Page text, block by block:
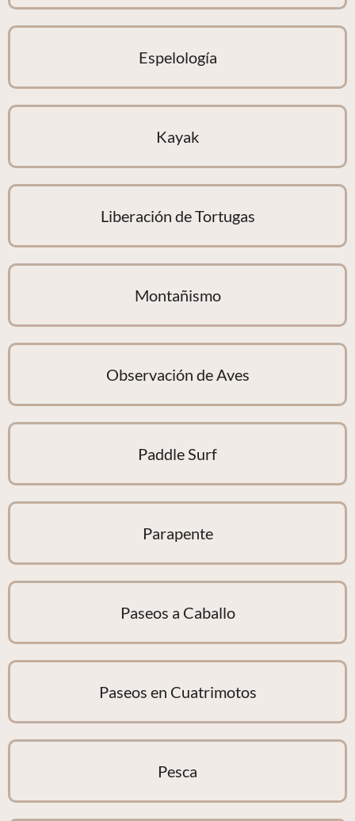
Espelología
Kayak
Liberación de Tortugas
Montañismo
Observación de Aves
Paddle Surf
Parapente
Paseos a Caballo
Paseos en Cuatrimotos
Pesca